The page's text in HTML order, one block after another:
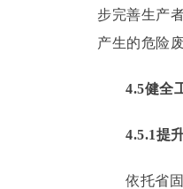
步完善生产
产生的危险废
4.5健全
4.5.1提
依托省